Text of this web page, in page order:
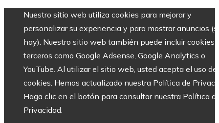
Nuestro sitio web utiliza cookies para mejorar y
personalizar su experiencia y para mostrar anuncios
hay). Nuestro sitio web también puede incluir cookies
terceros como Google Adsense, Google Analytics o
YouTube. Al utilizar el sitio web, usted acepta el uso de
cookies. Hemos actualizado nuestra Política de
Haga clic en el botón para consultar nuestra Política
Privacidad.